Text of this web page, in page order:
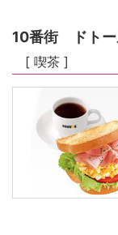
10番街 ドトー
[ 喫茶 ]